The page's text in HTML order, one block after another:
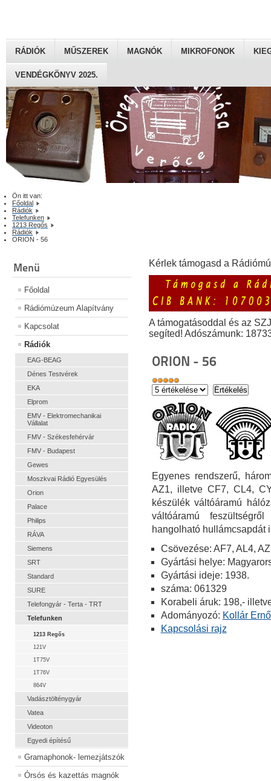
RÁDIÓK MŰSZEREK MAGNÓK MIKROFONOK
VENDÉGKÖNYV 2025.
Ön itt van:
Főoldal
Rádiók
Telefunken
1213 Regős
Rádiók
ORION - 56
Menü
Főoldal
Rádiómúzeum Alapítvány
Kapcsolat
Rádiók
EAG-BEAG
Dénes Testvérek
EKA
Elprom
EMV - Elektromechanikai
Vállalat
FMV - Székesfehérvár
FMV - Budapest
Gewes
Moszkvai Rádió Egyesülés
Orion
Palace
Philips
RÁVA
Siemens
SRT
Standard
SURE
Telefongyár - Terta - TRT
Telefunken
1213 Regős
121V
1T75V
1T76V
864V
Vadásztölténygyár
Vatea
Videoton
Egyedi építésű
Gramaphonok- lemezjátszók
Órsós és kazettás magnók
Kérlek támogasd a
A támogatásoddal és az
segíted! Adószámunk:
ORION - 56
Egyenes rendszerű,
AZ1, illetve CF7, CL4,
készülék váltóáramú
váltóáramú
hangolható hullámcsapdát
Csövezése: AF7, AL4,
Gyártási helye:
Gyártási ideje: 1938.
száma: 061329
Korabeli áruk: 198,-
Adományozó: Kollár
Kapcsolási rajz